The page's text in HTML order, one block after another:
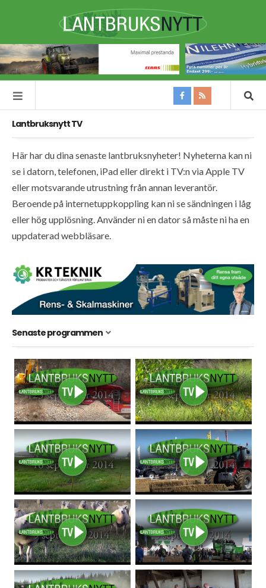
Lantbruksnytt TV
Här har du dina senaste lantbruksnyheter! Nyheterna kan ni
se i datorn, telefonen, iPad eller direkt i TV:n via Apple TV
eller motsvarande utrustning från annan leverantör.
Beroende på internetuppkoppling kan ni se sändningen i låg
eller hög upplösning. Använder ni en dator så måste ni ha en
uppdaterad webbläsare.
Senaste programmen